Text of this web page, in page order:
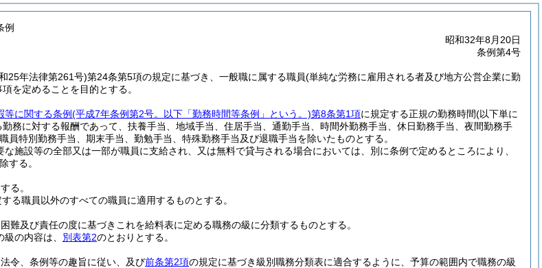
例
昭和32年8月20日
条例第4号
25年法律第261号)第24条第5項の規定に基づき、一般職に属する職員(単純な労務に雇用される者及び地方公営企業に勤
を定めることを目的とする。
等に関する条例(平成7年条例第2号。以下「勤務時間等条例」という。)第8条第1項に規定する正規の勤務時間(以下単に
勤務に対する報酬であって、扶養手当、地域手当、住居手当、通勤手当、時間外勤務手当、休日勤務手当、夜間勤務手
員特別勤務手当、期末手当、勤勉手当、特殊勤務手当及び退職手当を除いたものとする。
施設等の全部又は一部が職員に支給され、又は無料で貸与される場合においては、別に条例で定めるところにより、
する。
る。
る職員以外のすべての職員に適用するものとする。
難及び責任の度に基づきこれを給料表に定める職務の級に分類するものとする。
の内容は、 別表第2のとおりとする。
令、条例等の趣旨に従い、及び前条第2項の規定に基づき級別職務分類表に適合するように、予算の範囲内で職務の級